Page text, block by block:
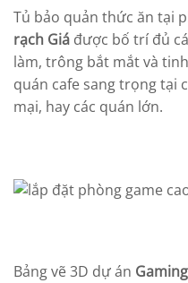
Tủ bảo quản thức ăn tại
rạch Giá được bố trí đủ
làm, trông bắt mắt và
quán cafe sang trọng tại
mại, hay các quán lớn.
Bảng vẽ 3D dự án